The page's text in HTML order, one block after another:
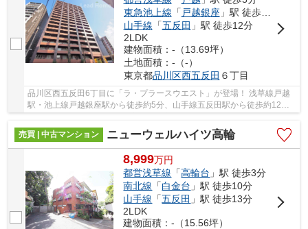
東急池上線 「 戸越銀座 」駅 徒歩5分
山手線 「五反田 」駅 徒歩12分
2LDK
建物面積：-（13.69坪）
土地面積：-（-）
東京都品川区西五反田 ６丁目
品川区西五反田6丁目に「ラ・プラースウエスト」が登場！ 浅草線戸越
駅・池上線戸越銀座駅から徒歩約5分、山手線五反田駅から徒歩約12
分！ 3路線3駅利用可能な大変便利な立地に位置し...
売買 | 中古マンション
ニューウェルハイツ高輪
8,999万円
都営浅草線 「高輪台 」駅 徒歩3分
南北線 「白金台 」駅 徒歩10分
山手線 「五反田 」駅 徒歩13分
2LDK
建物面積：-（15.56坪）